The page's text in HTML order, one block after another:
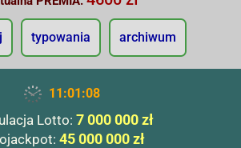
typowania archiwum
11:01:09
Lotto: 7 000 000 zł
45 000 000 zł